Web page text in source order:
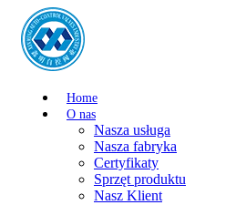
Home
O nas
Nasza usługa
Nasza fabryka
Certyfikaty
Sprzęt produktu
Nasz Klient